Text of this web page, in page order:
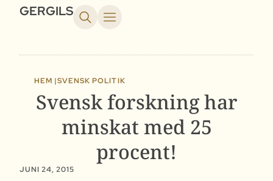
GERGILS
HEM |SVENSK POLITIK
Svensk forskning har
minskat med 25
procent!
JUNI 24, 2015